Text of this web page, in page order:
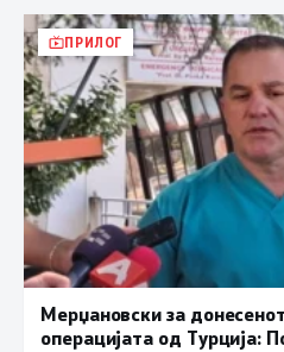
ПРИЛОГ
Мерџановски за
операцијата од Турција: